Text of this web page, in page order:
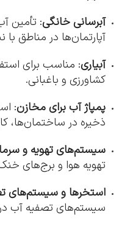
آبرسانی خانگی: تأمین
آپارتمان‌ها در مناطق با
آبیاری: مناسب برای
کشاورزی و باغبانی.
پمپاژ آب برای مخازن:
ذخیره در ساختمان‌ها،
سیستم‌های تهویه و
تهویه هوا و برج‌های
استخرها و سیستم‌های
سیستم‌های تصفیه آب